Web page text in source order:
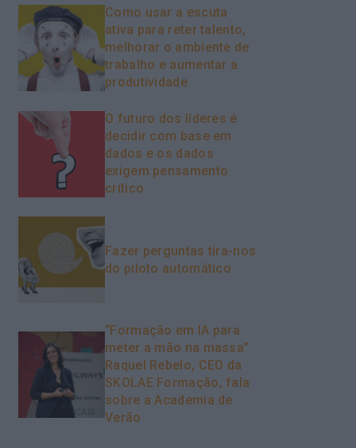
Como usar a escuta
ativa para reter talento,
melhorar o ambiente de
trabalho e aumentar a
produtividade
O futuro dos líderes é
decidir com base em
dados e os dados
exigem pensamento
crítico
Fazer perguntas tira-nos
do piloto automático
“Formação em IA para
meter a mão na massa”
Raquel Rebelo, CEO da
SKOLAE Formação, fala
sobre a Academia de
Verão